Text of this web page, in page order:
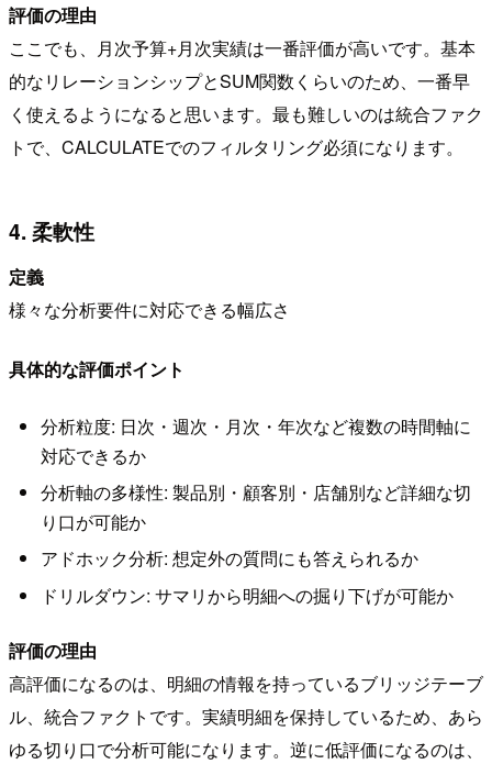
評価の理由
ここでも、月次予算+月次実績は一番評価が高いです。基本
的なリレーションシップとSUM関数くらいのため、一番早
く使えるようになると思います。最も難しいのは統合ファク
トで、CALCULATEでのフィルタリング必須になります。
4. 柔軟性
定義
様々な分析要件に対応できる幅広さ
具体的な評価ポイント
分析粒度: 日次・週次・月次・年次など複数の時間軸に
対応できるか
分析軸の多様性: 製品別・顧客別・店舗別など詳細な切
り口が可能か
アドホック分析: 想定外の質問にも答えられるか
ドリルダウン: サマリから明細への掘り下げが可能か
評価の理由
高評価になるのは、明細の情報を持っているブリッジテーブ
ル、統合ファクトです。実績明細を保持しているため、あら
ゆる切り口で分析可能になります。逆に低評価になるのは、